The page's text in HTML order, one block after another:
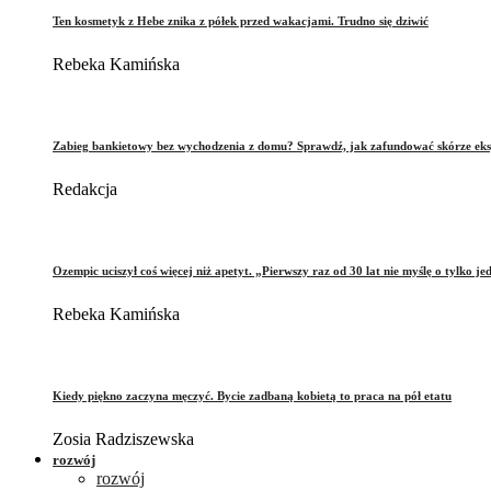
Ten kosmetyk z Hebe znika z półek przed wakacjami. Trudno się dziwić
Rebeka Kamińska
Zabieg bankietowy bez wychodzenia z domu? Sprawdź, jak zafundować skórze
Redakcja
Ozempic uciszył coś więcej niż apetyt. „Pierwszy raz od 30 lat nie myślę o tylko
Rebeka Kamińska
Kiedy piękno zaczyna męczyć. Bycie zadbaną kobietą to praca na pół etatu
Zosia Radziszewska
rozwój
rozwój